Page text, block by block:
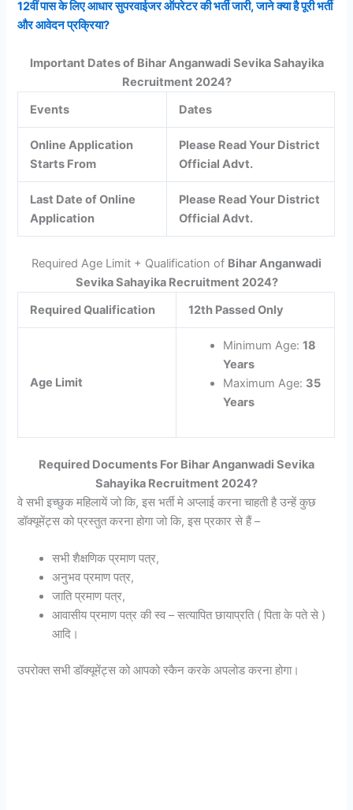
12वीं पास के लिए आधार सुपरवाईजर ऑपरेटर की भर्ती जारी, जाने क्या है पूरी भर्ती
और आवेदन प्रक्रिया?
Important Dates of Bihar Anganwadi Sevika Sahayika
Recruitment 2024?
Events
Dates
Online Application
Starts From
Please Read Your District
Official Advt.
Last Date of Online
Application
Please Read Your District
Official Advt.
Required Age Limit + Qualification of Bihar Anganwadi
Sevika Sahayika Recruitment 2024?
Required Qualification
12th Passed Only
Age Limit
Minimum Age: 18
Years
Maximum Age: 35
Years
Required Documents For Bihar Anganwadi Sevika
Sahayika Recruitment 2024?
वे सभी इच्छुक महिलायें जो कि, इस भर्ती मे अप्लाई करना चाहती है उन्हें कुछ
डॉक्यूमेंट्स को प्रस्तुत करना होगा जो कि, इस प्रकार से हैं –
सभी शैक्षणिक प्रमाण पत्र,
अनुभव प्रमाण पत्र,
जाति प्रमाण पत्र,
आवासीय प्रमाण पत्र की स्व – सत्यापित छायाप्रति ( पिता के पते से )
आदि।
उपरोक्त सभी डॉक्यूमेंट्स को आपको स्कैन करके अपलोड करना होगा।